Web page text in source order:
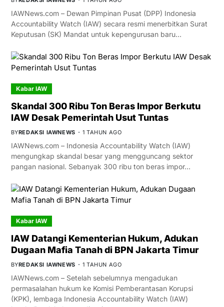
IAWNews.com – Dewan Pimpinan Pusat (DPP) Indonesia
Accountability Watch (IAW) secara resmi menerbitkan Surat
Keputusan (SK) Mandat untuk kepengurusan baru…
Kabar IAW
Skandal 300 Ribu Ton Beras Impor Berkutu
IAW Desak Pemerintah Usut Tuntas
BYREDAKSI IAWNEWS 1 TAHUN AGO
IAWNews.com – Indonesia Accountability Watch (IAW)
mengungkap skandal besar yang mengguncang sektor
pangan nasional. Sebanyak 300 ribu ton beras impor…
Kabar IAW
IAW Datangi Kementerian Hukum, Adukan
Dugaan Mafia Tanah di BPN Jakarta Timur
BYREDAKSI IAWNEWS 1 TAHUN AGO
IAWNews.com – Setelah sebelumnya mengadukan
permasalahan hukum ke Komisi Pemberantasan Korupsi
(KPK), lembaga Indonesia Accountability Watch (IAW)